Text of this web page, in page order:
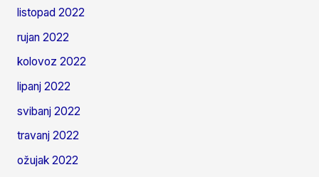
listopad 2022
rujan 2022
kolovoz 2022
lipanj 2022
svibanj 2022
travanj 2022
ožujak 2022